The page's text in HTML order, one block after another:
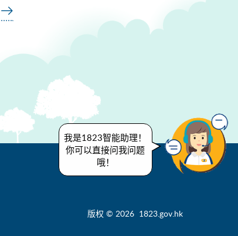
版权 © 2026 1823.gov.hk
我是1823智能助理！
你可以直接问我问题
哦！